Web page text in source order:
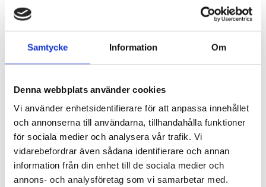
Samtycke Information Om
Denna webbplats använder cookies
Vi använder enhetsidentifierare för att anpassa innehållet
och annonserna till användarna, tillhandahålla funktioner
för sociala medier och analysera vår trafik. Vi
vidarebefordrar även sådana identifierare och annan
information från din enhet till de sociala medier och
annons- och analysföretag som vi samarbetar med.
300 LITER INKL. MFT
BACKCARRIER
bagaget även med
14 990kr
300 LITER INKL. MFT
bagaget även med
14 990kr